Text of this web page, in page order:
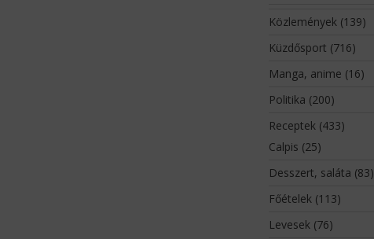
Közlemények(139)
Küzdősport (716)
Manga, anime (16)
Politika (200)
Receptek(433)
Calpis (25)
Desszert, saláta (83)
Főételek(113)
Levesek(76)